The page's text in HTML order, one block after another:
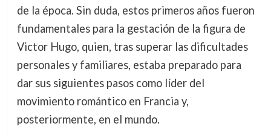
de la época. Sin duda, estos primeros años fueron
fundamentales para la gestación de la figura de
Victor Hugo, quien, tras superar las dificultades
personales y familiares, estaba preparado para
dar sus siguientes pasos como líder del
movimiento romántico en Francia y,
posteriormente, en el mundo.